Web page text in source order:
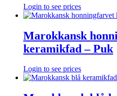
Login to see prices
Marokkansk
keramikfad – Puk
Login to see prices